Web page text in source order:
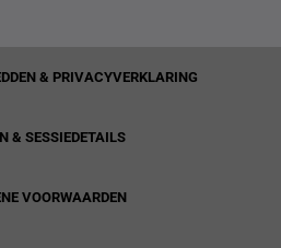
& PRIVACYVERKLARING
& SESSIEDETAILS
VOORWAARDEN